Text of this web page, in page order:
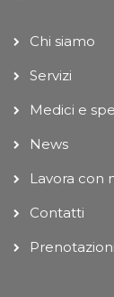
Chi siamo
Servizi
Medici e
News
Lavora con
Contatti
Prenotazioni